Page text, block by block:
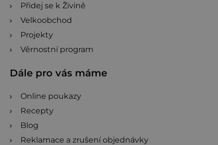
Přidej se k Živině
Velkoobchod
Projekty
Věrnostní program
Dále pro vás máme
Online poukazy
Recepty
Blog
Reklamace a zrušení objednávky